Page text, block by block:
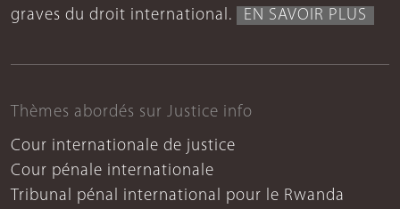
graves du droit international.
EN SAVOIR PLUS
Thèmes abordés sur Justice info
Cour internationale de justice
Cour pénale internationale
Tribunal pénal international pour le Rwanda